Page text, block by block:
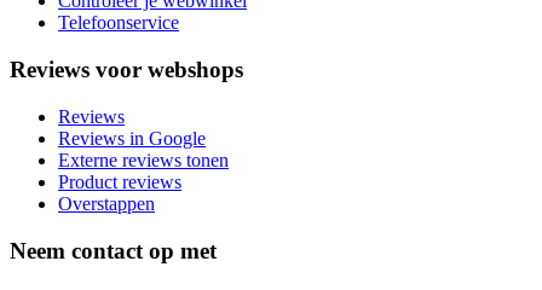
Telefoonservice
Reviews voor webshops
Reviews
Reviews in Google
Externe reviews tonen
Product reviews
Overstappen
Neem contact op met